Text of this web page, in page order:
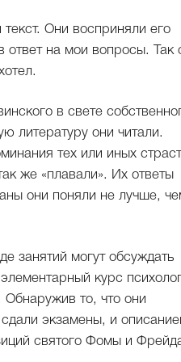
Они восприняли его
ответ на мои вопросы. Так
в свете
литературу они читали.
тех или иных
же «плавали». Их ответы
они поняли не лучше,
занятий могут обсуждать
курс
то, что они
экзамены, и
святого Фомы и